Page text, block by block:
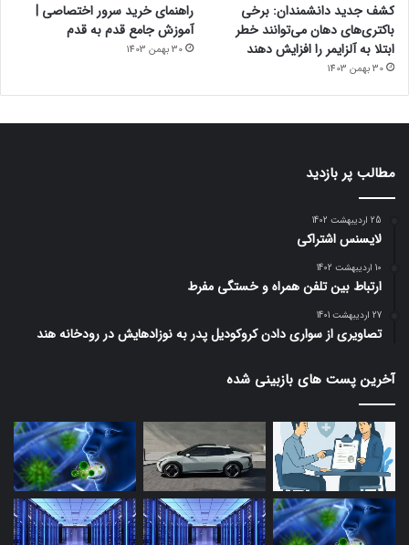
کشف جدید دانشمندان: برخی
باکتری‌های دهان می‌توانند خطر
ابتلا به آلزایمر را افزایش دهند
30 بهمن 1403
راهنمای خرید سرور اختصاصی |
آموزش جامع قدم به قدم
30 بهمن 1403
مطالب پر بازدید
25 اردیبهشت 1402
لایسنس اشتراکی
10 اردیبهشت 1402
ارتباط بین تلفن همراه و خستگی مفرط
27 اردیبهشت 1401
تصاویری از سواری دادن کروکودیل پدر به نوزادهایش در رودخانه هند
آخرین پست های بازبینی شده